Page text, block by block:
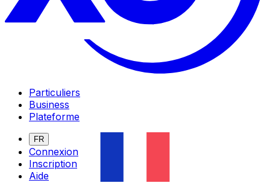
Particuliers
Business
Plateforme
FR
Connexion
Inscription
Aide